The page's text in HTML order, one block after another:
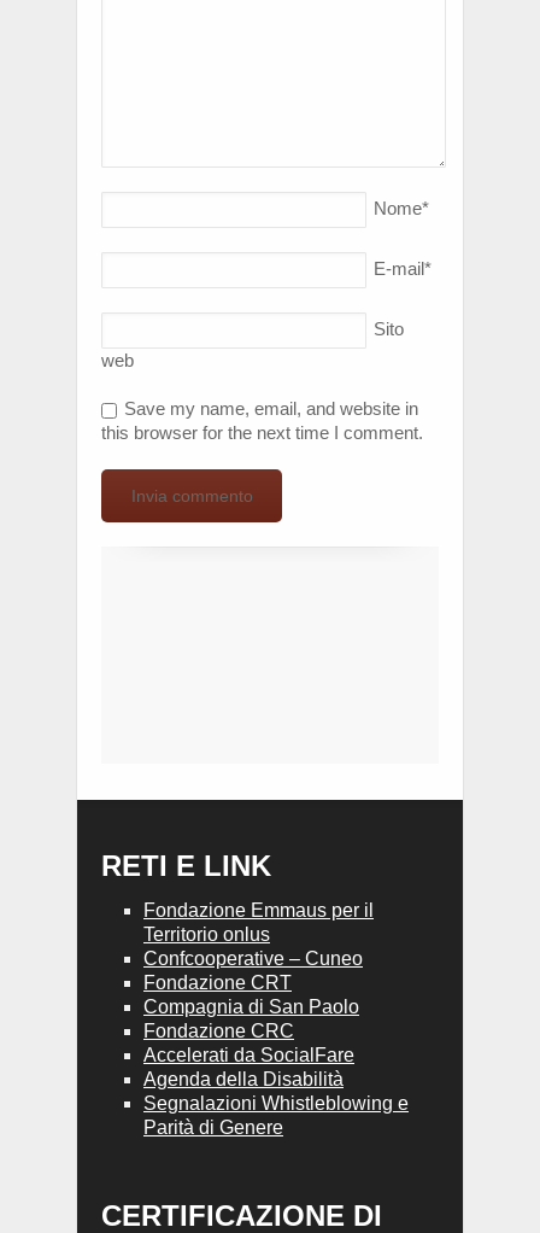
Nome*
E-mail*
Sito
web
Save my name, email, and website in
this browser for the next time I comment.
RETI E LINK
Fondazione Emmaus per il
Territorio onlus
Confcooperative – Cuneo
Fondazione CRT
Compagnia di San Paolo
Fondazione CRC
Accelerati da SocialFare
Agenda della Disabilità
Segnalazioni Whistleblowing e
Parità di Genere
CERTIFICAZIONE DI